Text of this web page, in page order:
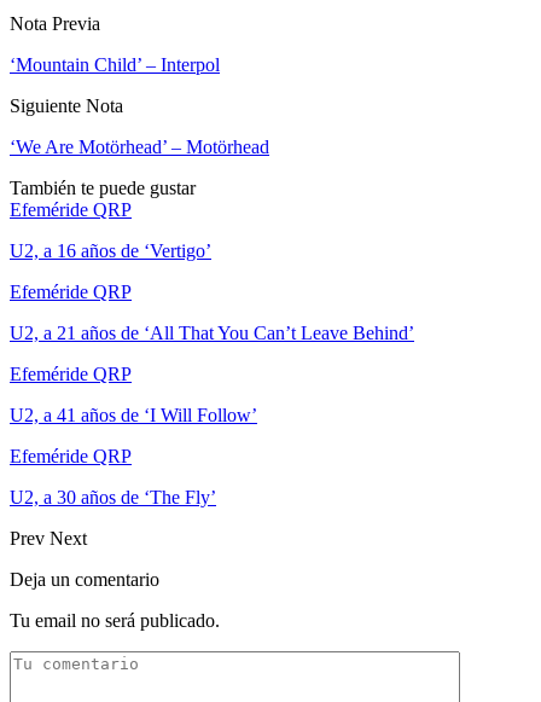
Nota Previa
‘Mountain Child’ – Interpol
Siguiente Nota
‘We Are Motörhead’ – Motörhead
También te puede gustar
Efeméride QRP
U2, a 16 años de ‘Vertigo’
Efeméride QRP
U2, a 21 años de ‘All That You Can’t Leave Behind’
Efeméride QRP
U2, a 41 años de ‘I Will Follow’
Efeméride QRP
U2, a 30 años de ‘The Fly’
Prev Next
Deja un comentario
Tu email no será publicado.